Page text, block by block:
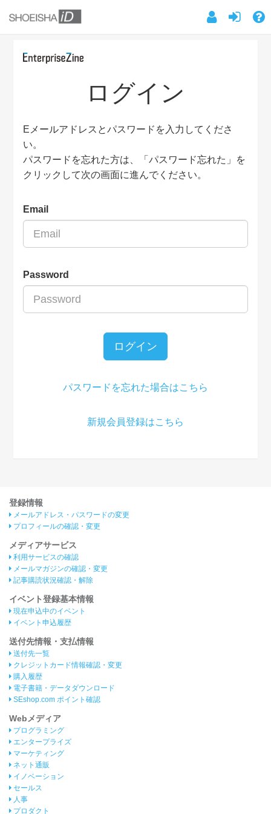
ログイン
Eメールアドレスとパスワードを入力してくださ
い。
パスワードを忘れた方は、「パスワード忘れた」を
クリックして次の画面に進んでください。
Email
Password
ログイン
パスワードを忘れた場合はこちら
新規会員登録はこちら
登録情報
メールアドレス・パスワードの変更
プロフィールの確認・変更
メディアサービス
利用サービスの確認
メールマガジンの確認・変更
記事購読状況確認・解除
イベント登録基本情報
現在申込中のイベント
イベント申込履歴
送付先情報・支払情報
送付先一覧
クレジットカード情報確認・変更
購入履歴
電子書籍・データダウンロード
SEshop.com ポイント確認
Webメディア
プログラミング
エンタープライズ
マーケティング
ネット通販
イノベーション
セールス
人事
プロダクト